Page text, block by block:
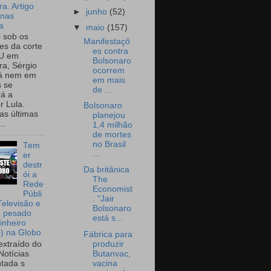
Artigo
sob os
da corte
em
Sérgio
nem em
se
a
Lula.
últimas
Tem
er
destr
ói a
Rede
Públi
e
pesado
na Globo
do
s
► junho (52)
▼ maio (157)
Manifestaçõ
es contra
Bolsonaro
ocorrem
em mais
de ...
Bolsonaro
planejou
1,4 milhão
de mortes
no Brasil
...
Da britânica
The
Economist
: "Jair
Bolsonaro
está s...
Fábrica para
produzir
Butanvac,
vacina